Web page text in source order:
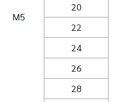
M5
20
22
24
26
28